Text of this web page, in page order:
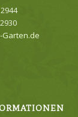
Garten.de